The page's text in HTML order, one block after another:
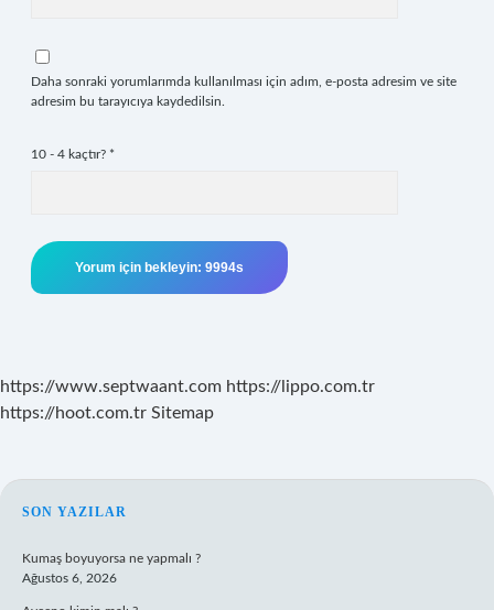
Daha sonraki yorumlarımda kullanılması için adım, e-posta adresim ve site
adresim bu tarayıcıya kaydedilsin.
10 - 4 kaçtır? *
https://www.septwaant.com https://lippo.com.tr
https://hoot.com.tr Sitemap
SIDEBAR
SON YAZILAR
Kumaş boyuyorsa ne yapmalı ?
Ağustos 6, 2026